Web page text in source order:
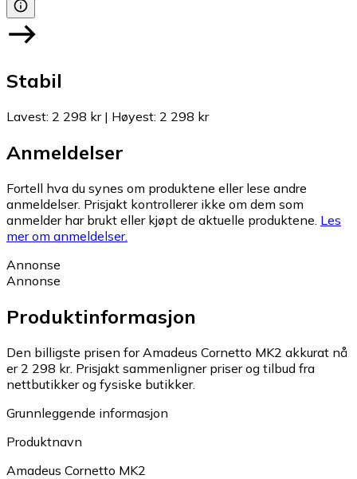
Stabil
Lavest: 2 298 kr| Høyest: 2 298 kr
Anmeldelser
Fortell hva du synes om produktene eller lese andre
anmeldelser. Prisjakt kontrollerer ikke om dem som
anmelder har brukt eller kjøpt de aktuelle produktene. Les
mer om anmeldelser.
Annonse
Annonse
Produktinformasjon
Den billigste prisen for Amadeus Cornetto MK2 akkurat nå
er 2 298 kr. Prisjakt sammenligner priser og tilbud fra
nettbutikker og fysiske butikker.
Grunnleggende informasjon
Produktnavn
Amadeus Cornetto MK2